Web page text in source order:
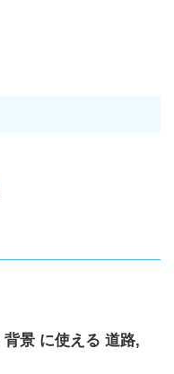
背景 に使える 道路,